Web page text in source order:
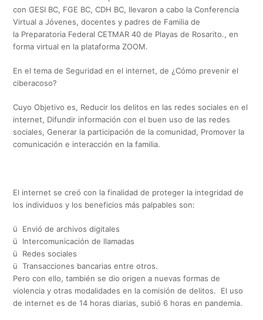
con GESI BC, FGE BC, CDH BC, llevaron a cabo la Conferencia
Virtual a Jóvenes, docentes y padres de Familia de
la Preparatoria Federal CETMAR 40 de Playas de Rosarito., en
forma virtual en la plataforma ZOOM.
En el tema de Seguridad en el internet, de ¿Cómo prevenir el
ciberacoso?
Cuyo Objetivo es, Reducir los delitos en las redes sociales en el
internet, Difundir información con el buen uso de las redes
sociales, Generar la participación de la comunidad, Promover la
comunicación e interacción en la familia.
El internet se creó con la finalidad de proteger la integridad de
los individuos y los beneficios más palpables son:
ü Envió de archivos digitales
ü Intercomunicación de llamadas
ü Redes sociales
ü Transacciones bancarias entre otros.
Pero con ello, también se dio origen a nuevas formas de
violencia y otras modalidades en la comisión de delitos. El uso
de internet es de 14 horas diarias, subió 6 horas en pandemia.